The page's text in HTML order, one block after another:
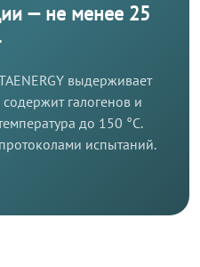
— не менее 25
выдерживает
галогенов и
до 150 °C.
испытаний.